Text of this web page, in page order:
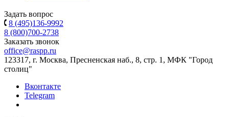
Задать вопрос
8 (495)136-9992
8 (800)700-2738
Заказать звонок
office@raspp.ru
123317, г. Москва, Пресненская наб., 8, стр. 1, МФК "Город
столиц"
Вконтакте
Telegram